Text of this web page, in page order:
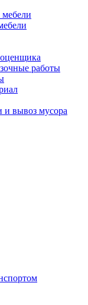
работы
и вывоз мусора